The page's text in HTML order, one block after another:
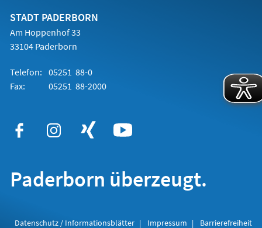
STADT PADERBORN
Am Hoppenhof 33
33104 Paderborn
Telefon: 05251 88-0
Fax:
05251 88-2000
Paderborn überzeugt.
Datenschutz / Informationsblätter Impressum
Barrierefreiheit